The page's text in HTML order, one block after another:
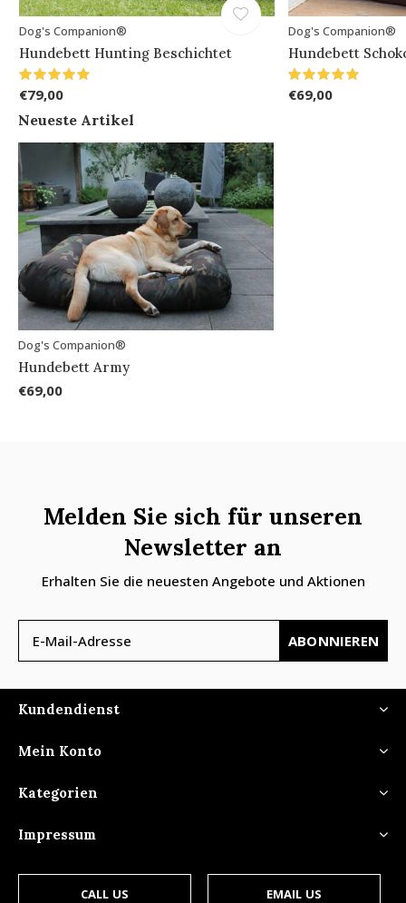
Dog's Companion®
Hundebett Hunting Beschichtet
€79,00
Dog's Companion®
Hundebett
€69,00
Neueste Artikel
Dog's Companion®
Hundebett Army
€69,00
Melden Sie sich für unseren
Newsletter an
Erhalten Sie die neuesten Angebote und Aktionen
ABONNIEREN
Kundendienst
Mein Konto
Kategorien
Impressum
CALL US EMAIL US